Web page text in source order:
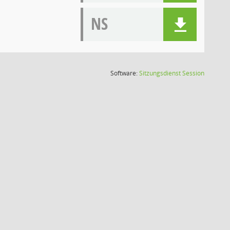
NS
Software:SitzungsdienstSession(Wird in